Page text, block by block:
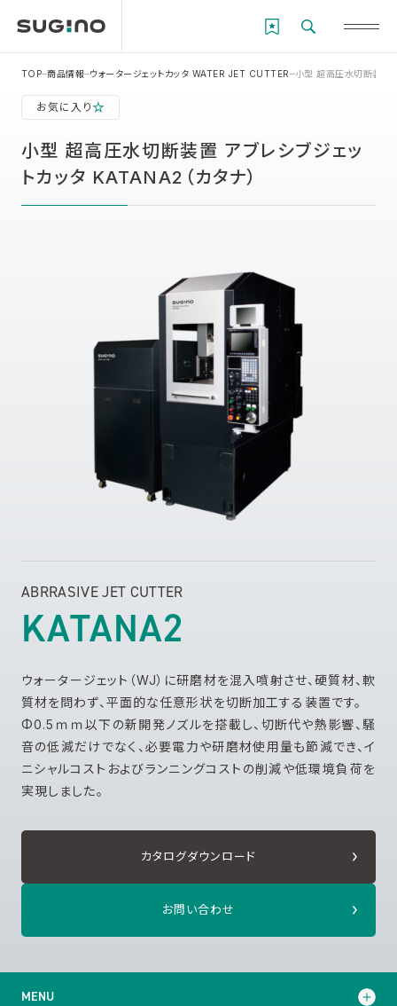
TOP 商品情報 ウォータージェットカッタ WATER JET CUTTER 小型 超高圧水切断装置
お気に入り
小型 超高圧水切断装置 アブレシブジェッ
トカッタ KATANA2（カタナ）
ABRRASIVE JET CUTTER
KATANA2
ウォータージェット（WJ）に研磨材を混入噴射させ、硬質材、軟
質材を問わず、平面的な任意形状を切断加工する装置です。
Φ0.5ｍｍ以下の新開発ノズルを搭載し、切断代や熱影響、騒
音の低減だけでなく、必要電力や研磨材使用量も節減でき、イ
ニシャルコストおよびランニングコストの削減や低環境負荷を
実現しました。
カタログダウンロード
お問い合わせ
MENU